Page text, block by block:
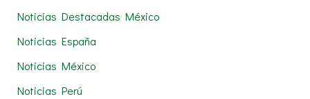
Noticias Destacadas México
Noticias España
Noticias México
Noticias Perú